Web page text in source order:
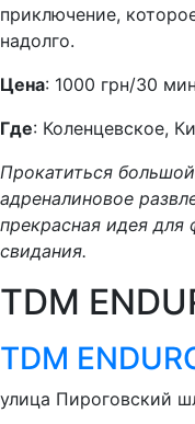
приключение,
надолго.
Цена: 1000 грн/30
Где: Коленцевское,
Прокатиться
адреналиновое
прекрасная идея для
свидания.
TDM
TDM
улица Пироговский